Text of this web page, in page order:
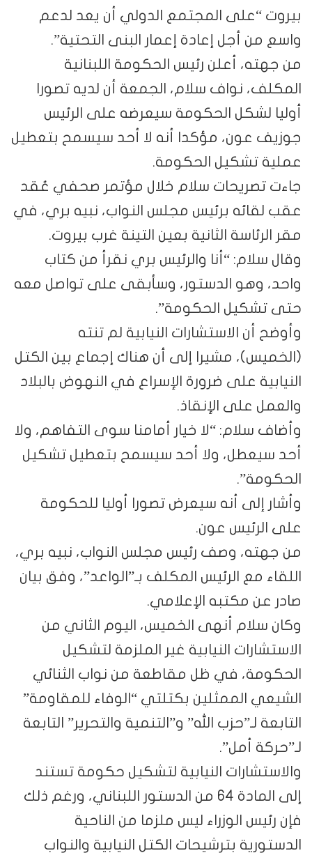
بيروت “على المجتمع الدولي أن يعد لدعم
واسع من أجل إعادة إعمار البنى التحتية”.
من جهته، أعلن رئيس الحكومة اللبنانية
المكلف، نواف سلام، الجمعة أن لديه تصورا
أوليا لشكل الحكومة سيعرضه على الرئيس
جوزيف عون، مؤكدا أنه لا أحد سيسمح بتعطيل
عملية تشكيل الحكومة.
جاءت تصريحات سلام خلال مؤتمر صحفي عُقد
عقب لقائه برئيس مجلس النواب، نبيه بري، في
مقر الرئاسة الثانية بعين التينة غرب بيروت.
وقال سلام: “أنا والرئيس بري نقرأ من كتاب
واحد، وهو الدستور، وسأبقى على تواصل معه
حتى تشكيل الحكومة”.
وأوضح أن الاستشارات النيابية لم تنته
(الخميس)، مشيرا إلى أن هناك إجماع بين الكتل
النيابية على ضرورة الإسراع في النهوض بالبلاد
والعمل على الإنقاذ.
وأضاف سلام: “لا خيار أمامنا سوى التفاهم، ولا
أحد سيعطل، ولا أحد سيسمح بتعطيل تشكيل
الحكومة”.
وأشار إلى أنه سيعرض تصورا أوليا للحكومة
على الرئيس عون.
من جهته، وصف رئيس مجلس النواب، نبيه بري،
اللقاء مع الرئيس المكلف بـ”الواعد”، وفق بيان
صادر عن مكتبه الإعلامي.
وكان سلام أنهى الخميس، اليوم الثاني من
الاستشارات النيابية غير الملزمة لتشكيل
الحكومة، في ظل مقاطعة من نواب الثنائي
الشيعي الممثلين بكتلتي “الوفاء للمقاومة”
التابعة لـ”حزب الله” و”التنمية والتحرير” التابعة
لـ”حركة أمل”.
والاستشارات النيابية لتشكيل حكومة تستند
إلى المادة 64 من الدستور اللبناني، ورغم ذلك
فإن رئيس الوزراء ليس ملزما من الناحية
الدستورية بترشيحات الكتل النيابية والنواب